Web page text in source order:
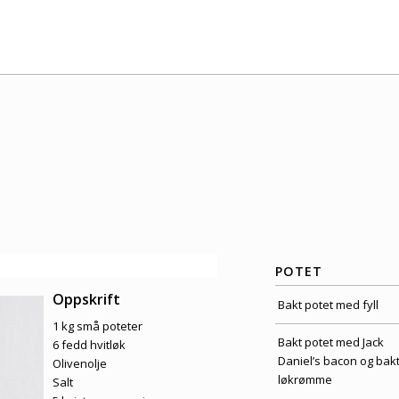
Oppskrift
1 kg små poteter
6 fedd hvitløk
Olivenolje
Salt
POTET
Bakt potet med fyll
Bakt potet med Jack
Daniel’s bacon og bakt
løkrømme